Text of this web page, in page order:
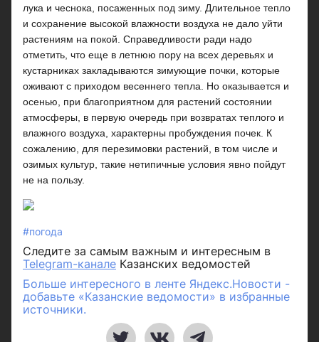
лука и чеснока, посаженных под зиму. Длительное тепло
и сохранение высокой влажности воздуха не дало уйти
растениям на покой. Справедливости ради надо
отметить, что еще в летнюю пору на всех деревьях и
кустарниках закладываются зимующие почки, которые
оживают с приходом весеннего тепла. Но оказывается и
осенью, при благоприятном для растений состоянии
атмосферы, в первую очередь при возвратах теплого и
влажного воздуха, характерны пробуждения почек. К
сожалению, для перезимовки растений, в том числе и
озимых культур, такие нетипичные условия явно пойдут
не на пользу.
#погода
Следите за самым важным и интересным в
Telegram-канале Казанских ведомостей
Больше интересного в ленте Яндекс.Новости -
добавьте «Казанские ведомости» в избранные
источники.